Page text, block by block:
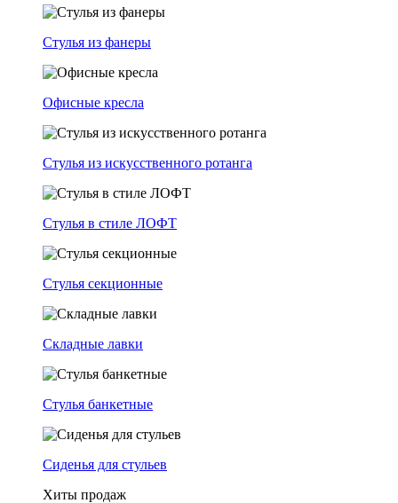
Стулья из фанеры
Офисные кресла
Стулья из искусственного ротанга
Стулья в стиле ЛОФТ
Стулья секционные
Складные лавки
Стулья банкетные
Сиденья для стульев
Хиты продаж